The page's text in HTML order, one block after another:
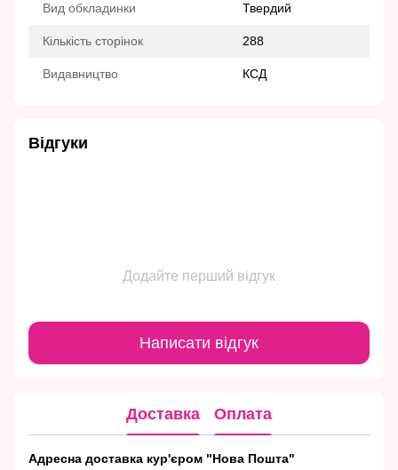
Вид обкладинки Твердий
Кількість сторінок 288
Видавництво КСД
Відгуки
Додайте перший відгук
Написати відгук
Доставка Оплата
Адресна доставка кур'єром "Нова Пошта"